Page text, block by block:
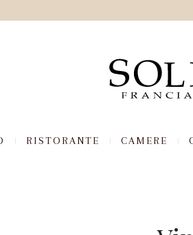
RISTORANTE CAMERE